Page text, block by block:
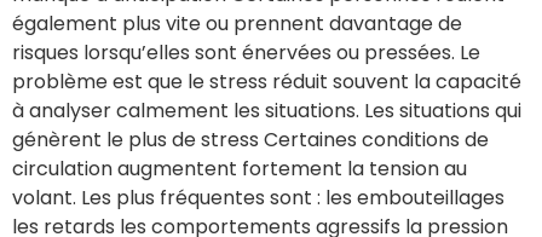
également plus vite ou prennent davantage de
risques lorsqu’elles sont énervées ou pressées. Le
problème est que le stress réduit souvent la capacité
à analyser calmement les situations. Les situations qui
génèrent le plus de stress Certaines conditions de
circulation augmentent fortement la tension au
volant. Les plus fréquentes sont : les embouteillages
les retards les comportements agressifs la pression